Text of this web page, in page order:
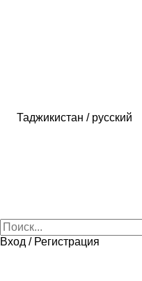
Таджикистан / русский
Вход / Регистрация